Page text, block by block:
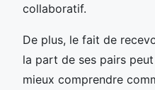
collaboratif.
De plus, le fait de
la part de ses pairs
mieux comprendre